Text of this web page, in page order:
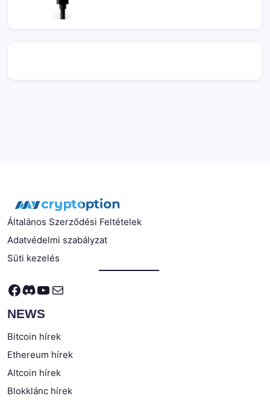
Általános Szerződési Feltételek
Adatvédelmi szabályzat
Süti kezelés
Facebook
Discord
YouTube
Mail
NEWS
Bitcoin hírek
Ethereum hírek
Altcoin hírek
Blokklánc hírek